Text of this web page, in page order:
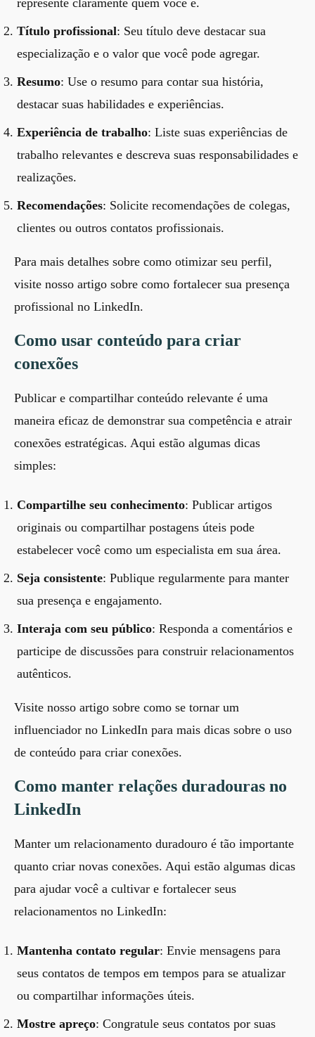
Título profissional: Seu título deve destacar sua
especialização e o valor que você pode agregar.
Resumo: Use o resumo para contar sua história,
destacar suas habilidades e experiências.
Experiência de trabalho: Liste suas experiências de
trabalho relevantes e descreva suas responsabilidades e
realizações.
Recomendações: Solicite recomendações de colegas,
clientes ou outros contatos profissionais.
Para mais detalhes sobre como otimizar seu perfil,
visite nosso artigo sobre como fortalecer sua presença
profissional no LinkedIn.
Como usar conteúdo para criar
conexões
Publicar e compartilhar conteúdo relevante é uma
maneira eficaz de demonstrar sua competência e atrair
conexões estratégicas. Aqui estão algumas dicas
simples:
Compartilhe seu conhecimento: Publicar artigos
originais ou compartilhar postagens úteis pode
estabelecer você como um especialista em sua área.
Seja consistente: Publique regularmente para manter
sua presença e engajamento.
Interaja com seu público: Responda a comentários e
participe de discussões para construir relacionamentos
autênticos.
Visite nosso artigo sobre como se tornar um
influenciador no LinkedIn para mais dicas sobre o uso
de conteúdo para criar conexões.
Como manter relações duradouras no
LinkedIn
Manter um relacionamento duradouro é tão importante
quanto criar novas conexões. Aqui estão algumas dicas
para ajudar você a cultivar e fortalecer seus
relacionamentos no LinkedIn:
Mantenha contato regular: Envie mensagens para
seus contatos de tempos em tempos para se atualizar
ou compartilhar informações úteis.
Mostre apreço: Congratule seus contatos por suas